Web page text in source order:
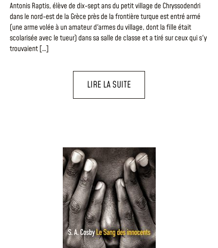
Antonis Raptis, élève de dix-sept ans du petit village de Chryssodendri
dans le nord-est de la Grèce près de la frontière turque est entré armé
(une arme volée à un amateur d'armes du village, dont la fille était
scolarisée avec le tueur) dans sa salle de classe et a tiré sur ceux qui s'y
trouvaient […]
LIRE LA SUITE